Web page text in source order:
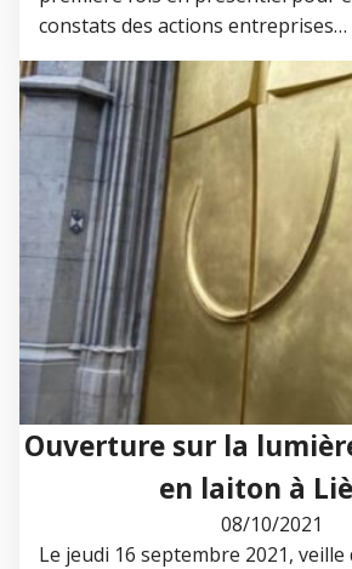
constats des actions entreprises…
Ouverture sur la
en laiton à
08/10/2021
Le jeudi 16 septembre 2021, veille